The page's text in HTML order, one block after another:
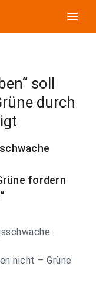
menu
soll
durch
fordern
nicht – Grüne